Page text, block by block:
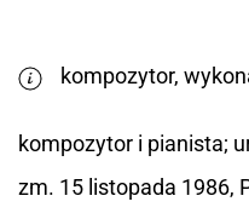
kompozytor,
kompozytor i pianista;
zm. 15 listopada 1986,